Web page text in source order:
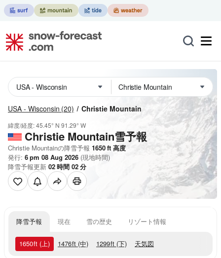
USA - Wisconsin (20) Christie Mountain
緯度/経度:45.45° N 91.29° W
Christie Mountain雪予報
Christie Mountainの降雪予報 1650ft 高度
発行: 6 pm 08 Aug 2026 (現地時間)
降雪予報更新 02時間 02分
降雪予報 現在 雪の歴史 リゾート情報
1650ft (上) 1476ft (中) 1299ft (下) 天気図